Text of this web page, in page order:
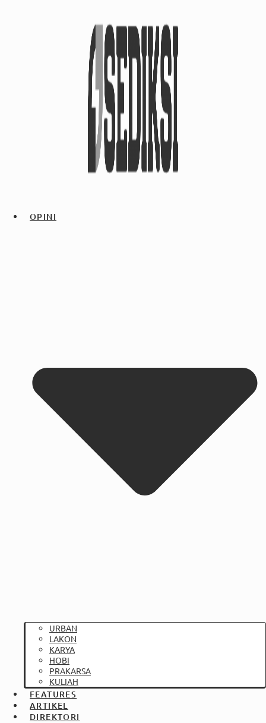
OPINI
URBAN
LAKON
KARYA
HOBI
PRAKARSA
KULIAH
FEATURES
ARTIKEL
DIREKTORI